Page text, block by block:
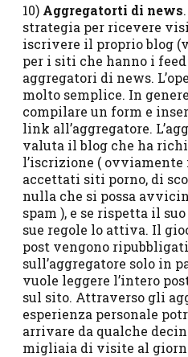
10) Aggregatorti di news
strategia per ricevere
iscrivere il proprio blog
per i siti che hanno i feed
aggregatori di news.
molto semplice. In
compilare un form e
link all’aggregatore.
valuta il blog che ha
l’iscrizione ( ovviamente
accettati siti porno, di
nulla che si possa
spam ), e se rispetta il
sue regole lo attiva. Il
post vengono
sull’aggregatore solo in
vuole leggere l’intero
sul sito. Attraverso gli
esperienza personale
arrivare da qualche
migliaia di visite al